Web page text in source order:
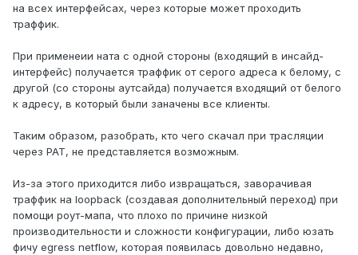
на всех интерфейсах, через которые может проходить
траффик.
При применеии ната с одной стороны (входящий в инсайд-
интерфейс) получается траффик от серого адреса к белому, с
другой (со стороны аутсайда) получается входящий от белого
к адресу, в который были заначены все клиенты.
Таким образом, разобрать, кто чего скачал при трасляции
через PAT, не представляется возможным.
Из-за этого приходится либо извращаться, заворачивая
траффик на loopback (создавая дополнительный переход) при
помощи роут-мапа, что плохо по причине низкой
производительности и сложности конфигурации, либо юзать
фичу egress netflow, которая появилась довольно недавно,